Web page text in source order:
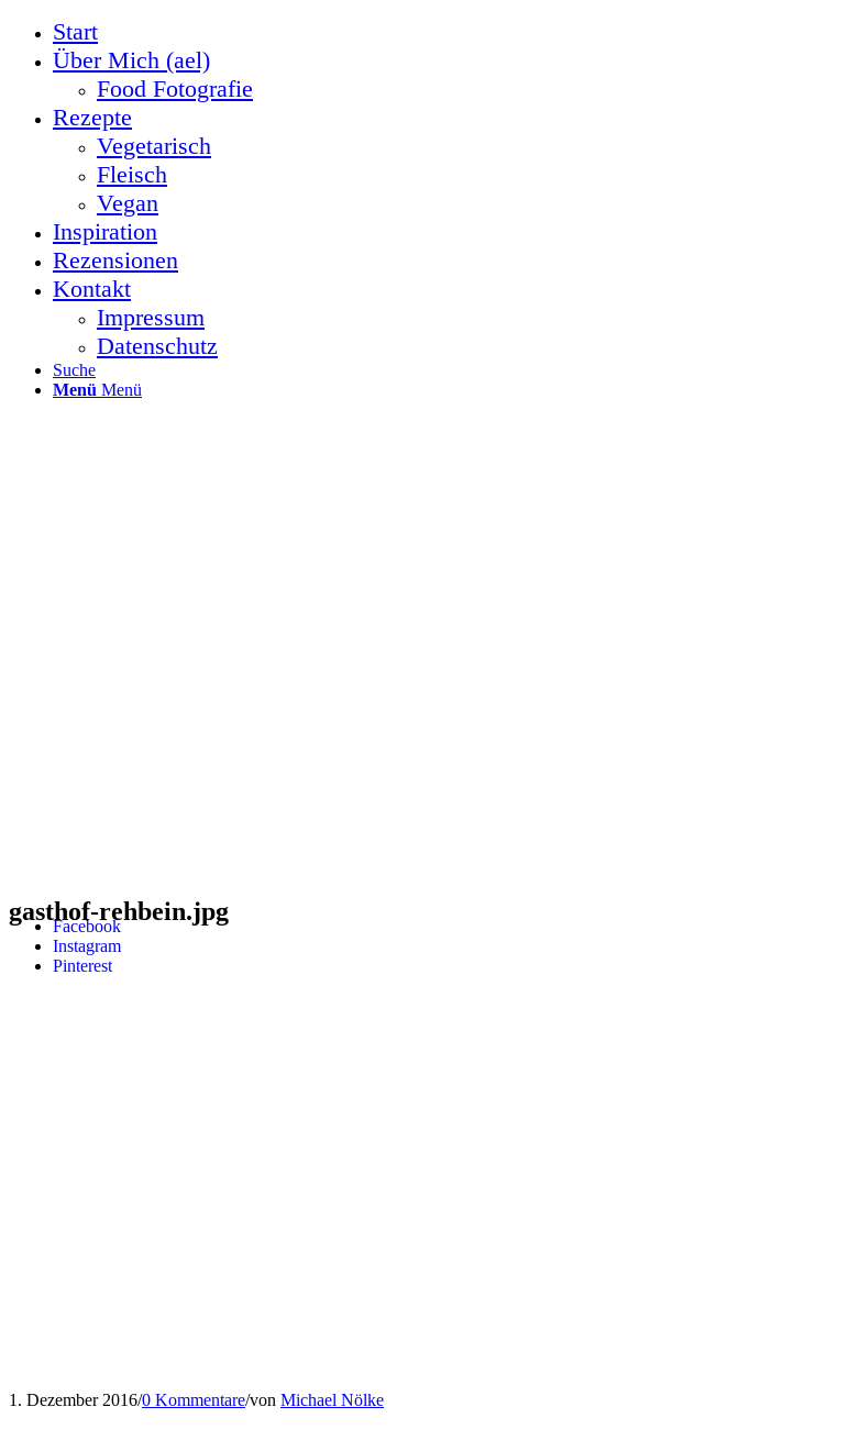
Start
Über Mich (ael)
Food Fotografie
Rezepte
Vegetarisch
Fleisch
Vegan
Inspiration
Rezensionen
Kontakt
Impressum
Datenschutz
Suche
Menü Menü
Facebook
Instagram
Pinterest
gasthof-rehbein.jpg
1. Dezember 2016/0 Kommentare/von Michael Nölke